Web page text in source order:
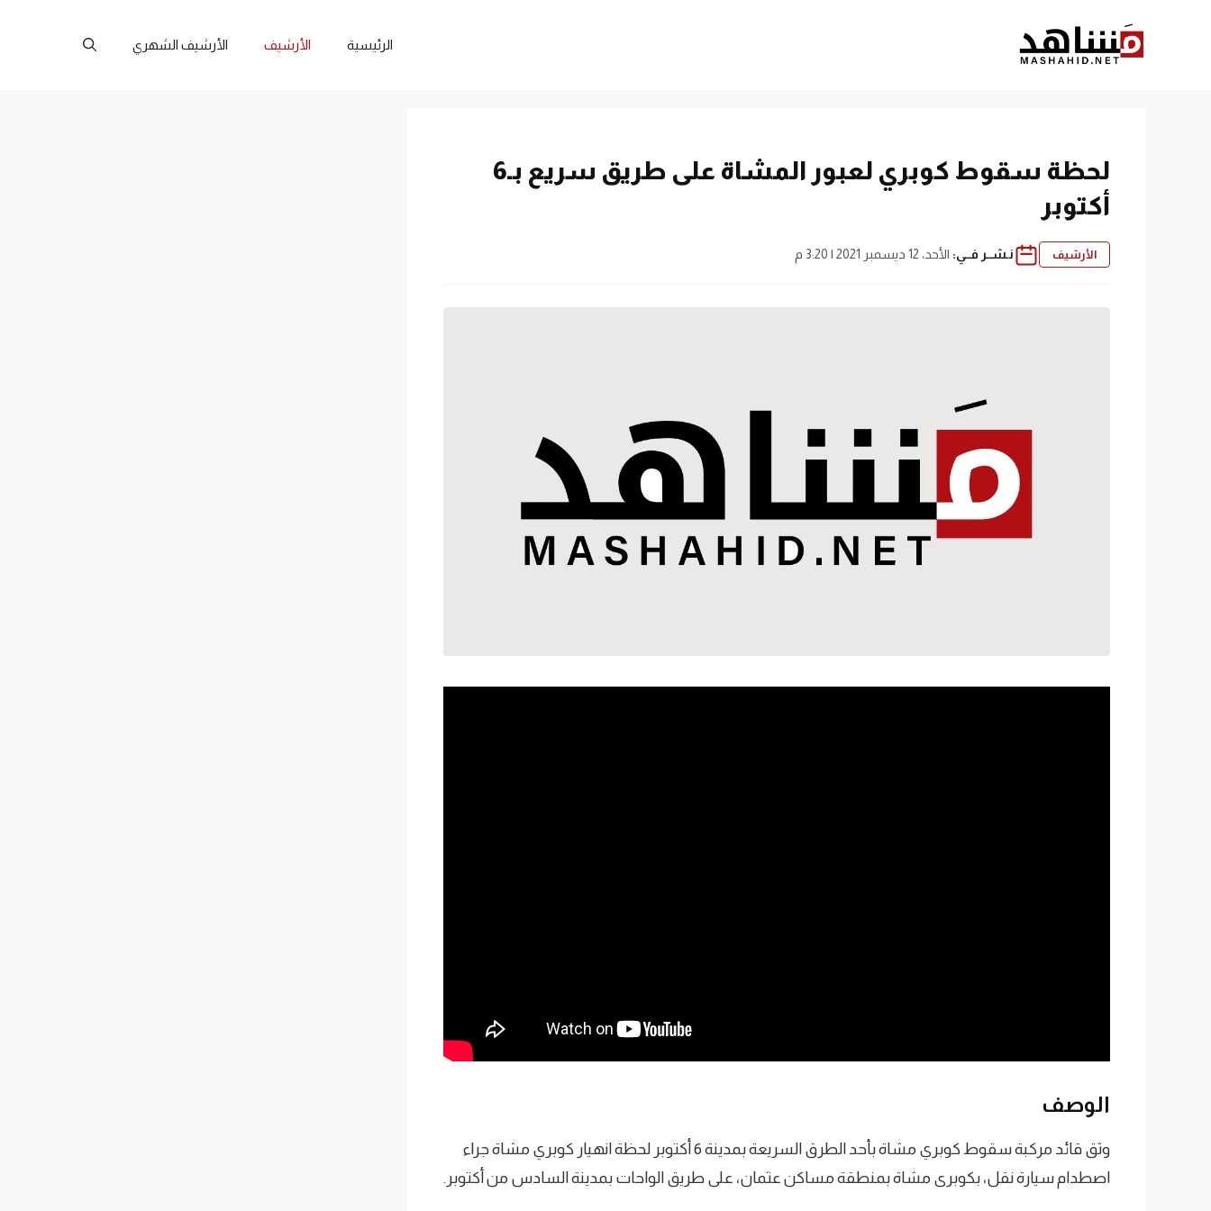
الرئيسية الأرشيف الأرشيف الشهري
لحظة سقوط كوبري لعبور المشاة على طريق سريع بـ6
أكتوبر
الأرشيف نـشــر فــي: الأحد، 12 ديسمبر 2021 | 3:20 م
الوصف
وثق قائد مركبة سقوط كوبري مشاة بأحد الطرق السريعة بمدينة 6 أكتوبر لحظة انهيار كوبري مشاة جراء
اصطدام سيارة نقل، بكوبرى مشاة بمنطقة مساكن عثمان، على طريق الواحات بمدينة السادس من أكتوبر.